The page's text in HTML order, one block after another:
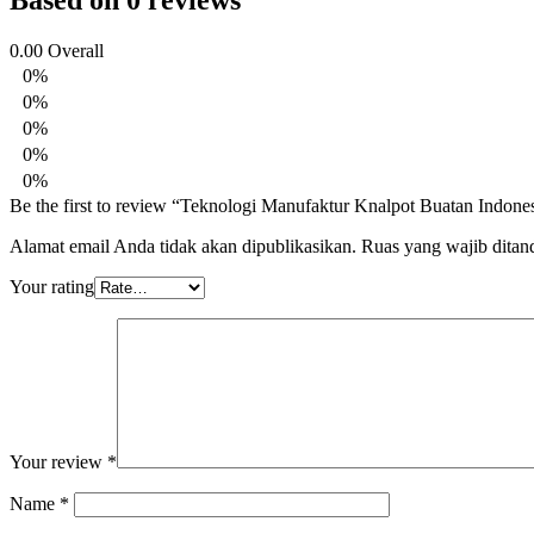
0.00 Overall
0%
0%
0%
0%
0%
Be the first to review “Teknologi Manufaktur Knalpot Buatan
Alamat email Anda tidak akan dipublikasikan. Ruas yang wajib
Your rating
Your review *
Name *